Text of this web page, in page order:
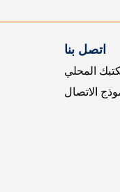
اتصل بنا
المحلي
الاتصال